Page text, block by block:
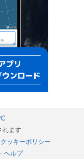
れます
クッキーポリシー
ヘルプ